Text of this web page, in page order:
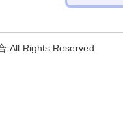
All Rights Reserved.